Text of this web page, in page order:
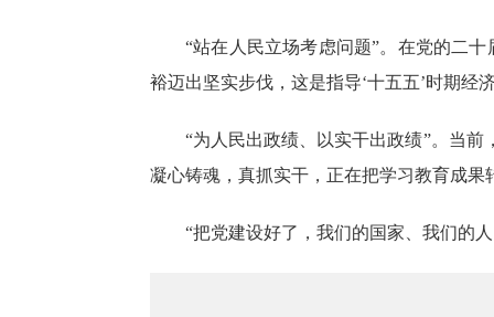
“站在人民立场考虑问题”。在党的二
裕迈出坚实步伐，这是指导‘十五五’时期经
“为人民出政绩、以实干出政绩”。当
凝心铸魂，真抓实干，正在把学习教育成
“把党建设好了，我们的国家、我们的